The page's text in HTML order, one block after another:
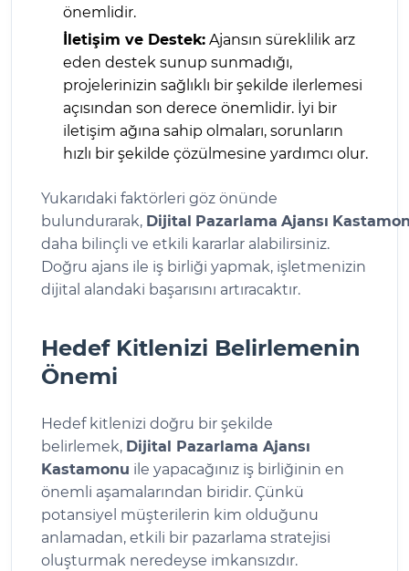
önemlidir.
İletişim ve Destek: Ajansın süreklilik arz
eden destek sunup sunmadığı,
projelerinizin sağlıklı bir şekilde ilerlemesi
açısından son derece önemlidir. İyi bir
iletişim ağına sahip olmaları, sorunların
hızlı bir şekilde çözülmesine yardımcı olur.
Yukarıdaki faktörleri göz önünde
bulundurarak, Dijital Pazarlama Ajansı
daha bilinçli ve etkili kararlar alabilirsiniz.
Doğru ajans ile iş birliği yapmak, işletmenizin
dijital alandaki başarısını artıracaktır.
Hedef Kitlenizi Belirlemenin
Önemi
Hedef kitlenizi doğru bir şekilde
belirlemek, Dijital Pazarlama Ajansı
Kastamonu ile yapacağınız iş birliğinin en
önemli aşamalarından biridir. Çünkü
potansiyel müşterilerin kim olduğunu
anlamadan, etkili bir pazarlama stratejisi
oluşturmak neredeyse imkansızdır.